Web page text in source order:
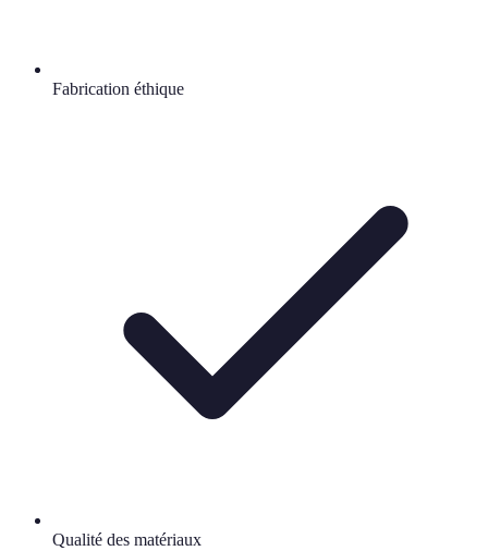
Fabrication éthique
Qualité des matériaux